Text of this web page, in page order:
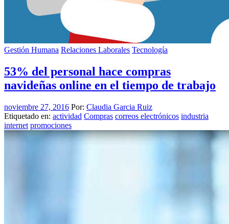
Gestión Humana Relaciones Laborales Tecnología
53% del personal hace compras
navideñas online en el tiempo de trabajo
noviembre 27, 2016 Por: Claudia Garcia Ruiz
Etiquetado en: actividad Compras correos electrónicos industria
internet promociones